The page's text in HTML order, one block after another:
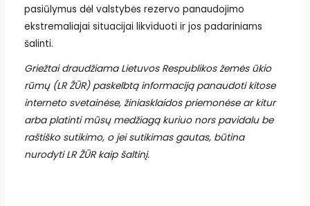
pasiūlymus dėl valstybės rezervo panaudojimo
ekstremaliajai situacijai likviduoti ir jos padariniams
šalinti.
Griežtai draudžiama Lietuvos Respublikos žemės ūkio
rūmų (LR ŽŪR) paskelbtą informaciją panaudoti kitose
interneto svetainėse, žiniasklaidos priemonėse ar kitur
arba platinti mūsų medžiagą kuriuo nors pavidalu be
raštiško sutikimo, o jei sutikimas gautas, būtina
nurodyti LR ŽŪR kaip šaltinį.